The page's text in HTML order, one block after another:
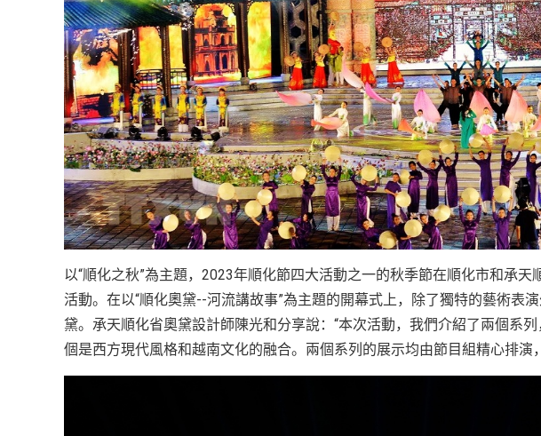
社
以“順化之秋”為主題，2023年順化節四大活動之一的秋季節在順化市和承
活動。在以“順化奧黛--河流講故事”為主題的開幕式上，除了獨特的藝術表
黛。承天順化省奧黛設計師陳光和分享說：“本次活動，我們介紹了兩個系
個是西方現代風格和越南文化的融合。兩個系列的展示均由節目組精心排演